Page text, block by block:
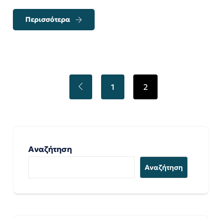
Περισσότερα
1 2
Αναζήτηση
Αναζήτηση